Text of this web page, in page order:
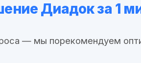
Диадок за 1
— мы порекомендуем